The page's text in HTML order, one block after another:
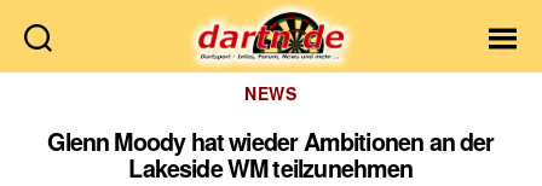
Dartn.de
Kategorien
NEWS
Glenn Moody hat wieder Ambitionen an der
Lakeside WM teilzunehmen